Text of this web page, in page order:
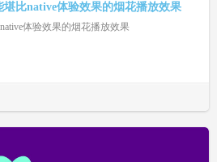
堪比native体验效果的烟花播放效果
体验效果的烟花播放效果